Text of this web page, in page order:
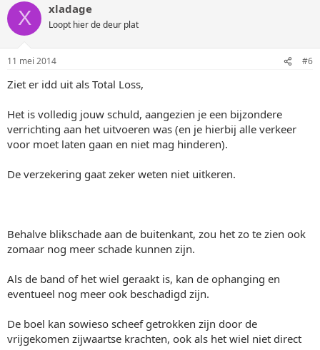
X xladage
Loopt hier de deur plat
11 mei 2014 #6
Ziet er idd uit als Total Loss,
Het is volledig jouw schuld, aangezien je een bijzondere
verrichting aan het uitvoeren was (en je hierbij alle verkeer
voor moet laten gaan en niet mag hinderen).
De verzekering gaat zeker weten niet uitkeren.
Behalve blikschade aan de buitenkant, zou het zo te zien ook
zomaar nog meer schade kunnen zijn.
Als de band of het wiel geraakt is, kan de ophanging en
eventueel nog meer ook beschadigd zijn.
De boel kan sowieso scheef getrokken zijn door de
vrijgekomen zijwaartse krachten, ook als het wiel niet direct